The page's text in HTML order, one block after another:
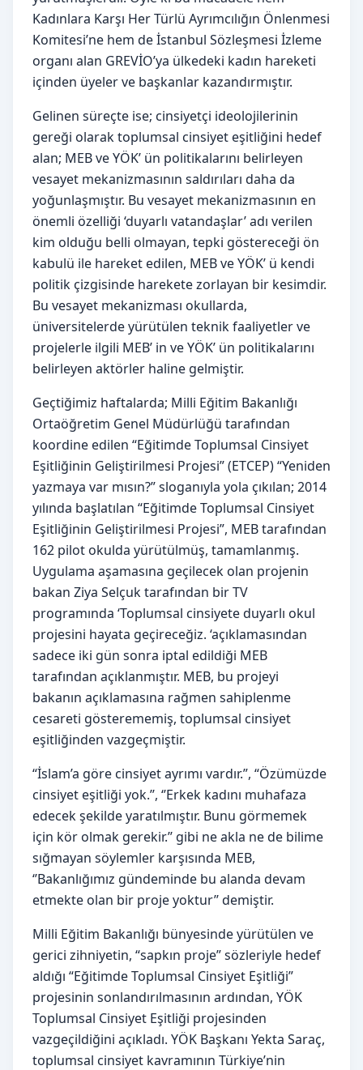
Kadınlara Karşı Her Türlü Ayrımcılığın Önlenmesi
Komitesi’ne hem de İstanbul Sözleşmesi İzleme
organı alan GREVİO’ya ülkedeki kadın hareketi
içinden üyeler ve başkanlar kazandırmıştır.
Gelinen süreçte ise; cinsiyetçi ideolojilerinin
gereği olarak toplumsal cinsiyet eşitliğini hedef
alan; MEB ve YÖK’ ün politikalarını belirleyen
vesayet mekanizmasının saldırıları daha da
yoğunlaşmıştır. Bu vesayet mekanizmasının en
önemli özelliği ‘duyarlı vatandaşlar’ adı verilen
kim olduğu belli olmayan, tepki göstereceği ön
kabulü ile hareket edilen, MEB ve YÖK’ ü kendi
politik çizgisinde harekete zorlayan bir kesimdir.
Bu vesayet mekanizması okullarda,
üniversitelerde yürütülen teknik faaliyetler ve
projelerle ilgili MEB’ in ve YÖK’ ün politikalarını
belirleyen aktörler haline gelmiştir.
Geçtiğimiz haftalarda; Milli Eğitim Bakanlığı
Ortaöğretim Genel Müdürlüğü tarafından
koordine edilen “Eğitimde Toplumsal Cinsiyet
Eşitliğinin Geliştirilmesi Projesi” (ETCEP) “Yeniden
yazmaya var mısın?” sloganıyla yola çıkılan; 2014
yılında başlatılan “Eğitimde Toplumsal Cinsiyet
Eşitliğinin Geliştirilmesi Projesi”, MEB tarafından
162 pilot okulda yürütülmüş, tamamlanmış.
Uygulama aşamasına geçilecek olan projenin
bakan Ziya Selçuk tarafından bir TV
programında ‘Toplumsal cinsiyete duyarlı okul
projesini hayata geçireceğiz. ‘açıklamasından
sadece iki gün sonra iptal edildiği MEB
tarafından açıklanmıştır. MEB, bu projeyi
bakanın açıklamasına rağmen sahiplenme
cesareti gösterememiş, toplumsal cinsiyet
eşitliğinden vazgeçmiştir.
“İslam’a göre cinsiyet ayrımı vardır.”, “Özümüzde
cinsiyet eşitliği yok.’’, ‘’Erkek kadını muhafaza
edecek şekilde yaratılmıştır. Bunu görmemek
için kör olmak gerekir.’’ gibi ne akla ne de bilime
sığmayan söylemler karşısında MEB,
‘’Bakanlığımız gündeminde bu alanda devam
etmekte olan bir proje yoktur’’ demiştir.
Milli Eğitim Bakanlığı bünyesinde yürütülen ve
gerici zihniyetin, “sapkın proje” sözleriyle hedef
aldığı “Eğitimde Toplumsal Cinsiyet Eşitliği”
projesinin sonlandırılmasının ardından, YÖK
Toplumsal Cinsiyet Eşitliği projesinden
vazgeçildiğini açıkladı. YÖK Başkanı Yekta Saraç,
toplumsal cinsiyet kavramının Türkiye’nin